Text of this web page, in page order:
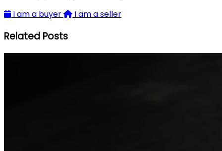
I am a buyer
I am a seller
Related Posts